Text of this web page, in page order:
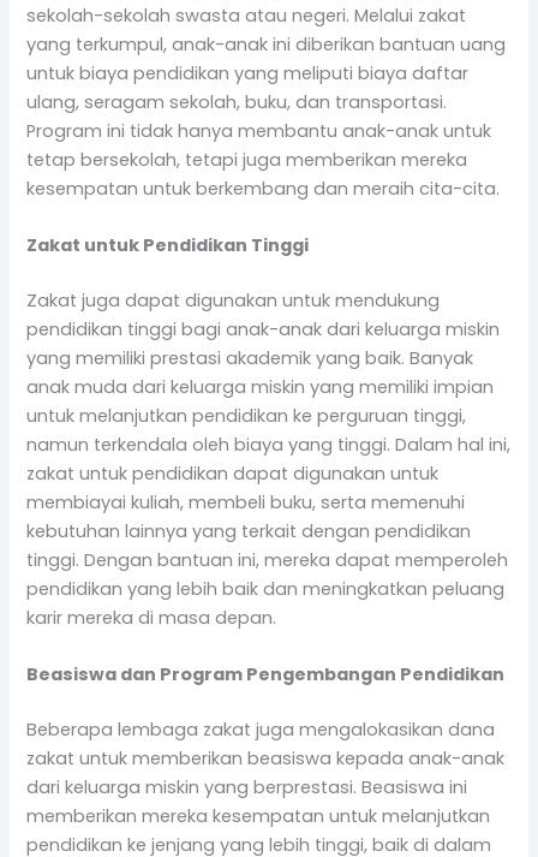
sekolah-sekolah swasta atau negeri. Melalui zakat
yang terkumpul, anak-anak ini diberikan bantuan uang
untuk biaya pendidikan yang meliputi biaya daftar
ulang, seragam sekolah, buku, dan transportasi.
Program ini tidak hanya membantu anak-anak untuk
tetap bersekolah, tetapi juga memberikan mereka
kesempatan untuk berkembang dan meraih cita-cita.
Zakat untuk Pendidikan Tinggi
Zakat juga dapat digunakan untuk mendukung
pendidikan tinggi bagi anak-anak dari keluarga miskin
yang memiliki prestasi akademik yang baik. Banyak
anak muda dari keluarga miskin yang memiliki impian
untuk melanjutkan pendidikan ke perguruan tinggi,
namun terkendala oleh biaya yang tinggi. Dalam hal ini,
zakat untuk pendidikan dapat digunakan untuk
membiayai kuliah, membeli buku, serta memenuhi
kebutuhan lainnya yang terkait dengan pendidikan
tinggi. Dengan bantuan ini, mereka dapat memperoleh
pendidikan yang lebih baik dan meningkatkan peluang
karir mereka di masa depan.
Beasiswa dan Program Pengembangan Pendidikan
Beberapa lembaga zakat juga mengalokasikan dana
zakat untuk memberikan beasiswa kepada anak-anak
dari keluarga miskin yang berprestasi. Beasiswa ini
memberikan mereka kesempatan untuk melanjutkan
pendidikan ke jenjang yang lebih tinggi, baik di dalam